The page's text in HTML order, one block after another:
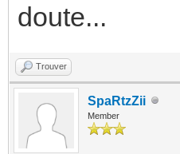
doute...
Trouver
SpaRtzZii
Member